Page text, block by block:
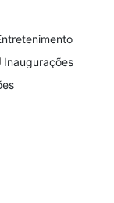
Inaugurações